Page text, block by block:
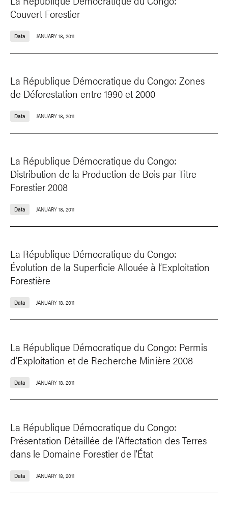
Couvert Forestier
Data JANUARY 18, 2011
La République Démocratique du Congo: Zones
de Déforestation entre 1990 et 2000
Data JANUARY 18, 2011
La République Démocratique du Congo:
Distribution de la Production de Bois par Titre
Forestier 2008
Data JANUARY 18, 2011
La République Démocratique du Congo:
Évolution de la Superficie Allouée à l’Exploitation
Forestière
Data JANUARY 18, 2011
La République Démocratique du Congo: Permis
d’Exploitation et de Recherche Minière 2008
Data JANUARY 18, 2011
La République Démocratique du Congo:
Présentation Détaillée de l’Affectation des Terres
dans le Domaine Forestier de l’État
Data JANUARY 18, 2011